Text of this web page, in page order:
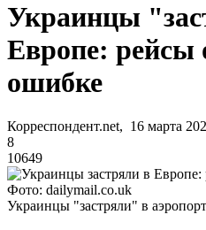
Украинцы
Европе: рейсы
ошибке
Корреспондент.net, 16 марта
8
10649
Фото: dailymail.co.uk
Украинцы "застряли" в